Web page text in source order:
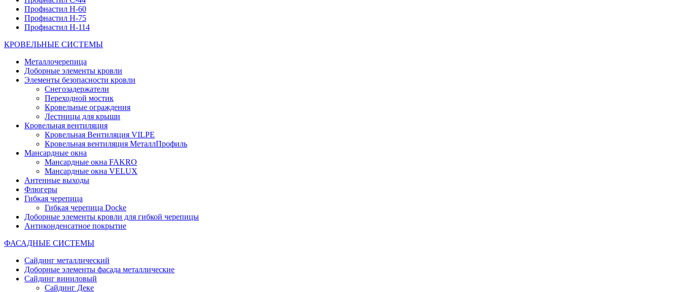
Профнастил Н-60
Профнастил Н-75
Профнастил Н-114
КРОВЕЛЬНЫЕ СИСТЕМЫ
Металлочерепица
Доборные элементы кровли
Элементы безопасности кровли
Снегозадержатели
Переходной мостик
Кровельные ограждения
Лестницы для крыши
Кровельная вентиляция
Кровельная Вентиляция VILPE
Кровельная вентиляция МеталлПрофиль
Мансардные окна
Мансардные окна FAKRO
Мансардные окна VELUX
Антенные выходы
Флюгеры
Гибкая черепица
Гибкая черепица Docke
Доборные элементы кровли для гибкой черепицы
Антиконденсатное покрытие
ФАСАДНЫЕ СИСТЕМЫ
Сайдинг металлический
Доборные элементы фасада металлические
Сайдинг виниловый
Сайдинг Деке